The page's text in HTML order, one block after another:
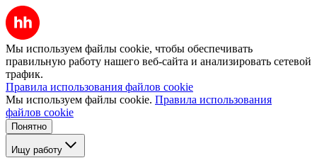
Мы используем файлы cookie, чтобы обеспечивать
правильную работу нашего веб-сайта и анализировать сетевой
трафик.
Правила использования файлов cookie
Мы используем файлы cookie. Правила использования
файлов cookie
Понятно
Ищу работу